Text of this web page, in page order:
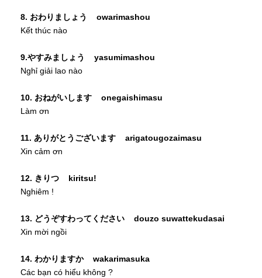
8. おわりましょう owarimashou
Kết thúc nào
9.やすみましょう yasumimashou
Nghỉ giải lao nào
10. おねがいします onegaishimasu
Làm ơn
11. ありがとうございます arigatougozaimasu
Xin cảm ơn
12. きりつ kiritsu!
Nghiêm !
13. どうぞすわってください douzo suwattekudasai
Xin mời ngồi
14. わかりますか wakarimasuka
Các bạn có hiểu không ?